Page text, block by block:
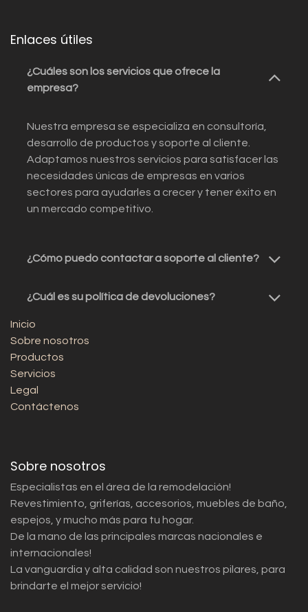
Enlaces útiles
¿Cuáles son los servicios que ofrece la
empresa?
Nuestra empresa se especializa en consultoría,
desarrollo de productos y soporte al cliente.
Adaptamos nuestros servicios para satisfacer las
necesidades únicas de empresas en varios
sectores para ayudarles a crecer y tener éxito en
un mercado competitivo.
¿Cómo puedo contactar a soporte al cliente?
¿Cuál es su política de devoluciones?
Inicio
Sobre nosotros
Productos
Servicios
Legal
Contáctenos
Sobre nosotros
Especialistas en el área de la remodelación!
Revestimiento, griferías, accesorios, muebles de baño,
espejos, y mucho más para tu hogar.
De la mano de las principales marcas nacionales e
internacionales!
La vanguardia y alta calidad son nuestros pilares, para
brindarte el mejor servicio!